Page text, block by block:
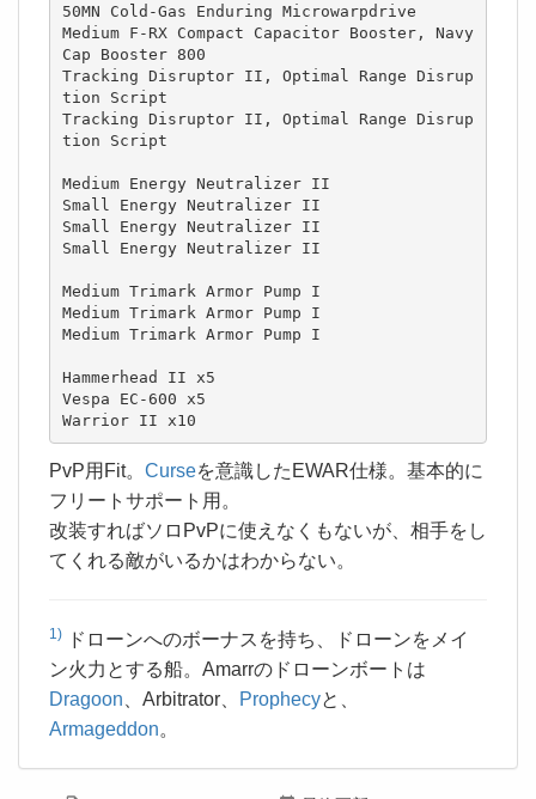
50MN Cold-Gas Enduring Microwarpdrive
Medium F-RX Compact Capacitor Booster, Navy
Cap Booster 800
Tracking Disruptor II, Optimal Range Disrup
tion Script
Tracking Disruptor II, Optimal Range Disrup
tion Script
Medium Energy Neutralizer II
Small Energy Neutralizer II
Small Energy Neutralizer II
Small Energy Neutralizer II
Medium Trimark Armor Pump I
Medium Trimark Armor Pump I
Medium Trimark Armor Pump I
Hammerhead II x5
Vespa EC-600 x5
Warrior II x10
PvP用Fit。 Curseを意識したEWAR仕様。基本的に
フリートサポート用。
改装すればソロPvPに使えなくもないが、相手をし
てくれる敵がいるかはわからない。
1)
ドローンへのボーナスを持ち、ドローンをメイ
ン火力とする船。Amarrのドローンボートは
Dragoon 、Arbitrator、 Prophecyと、
Armageddon。